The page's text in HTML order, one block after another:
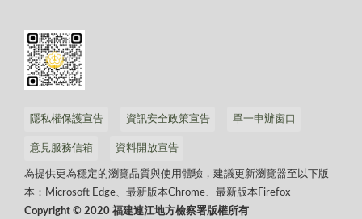
隱私權保護宣告 資訊安全政策宣告 單一申辦窗口
意見服務信箱 資料開放宣告
為提供更為穩定的瀏覽品質與使用體驗，建議更新瀏覽器至以下版
本：Microsoft Edge、最新版本Chrome、最新版本Firefox
Copyright © 2020 福建連江地方檢察署版權所有